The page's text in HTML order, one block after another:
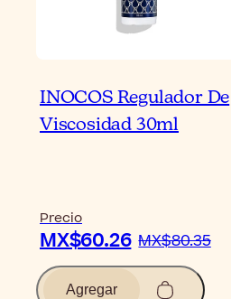
INOCOS Regulador De
Viscosidad 30ml
Precio
MX$60.26 MX$80.35
Agregar